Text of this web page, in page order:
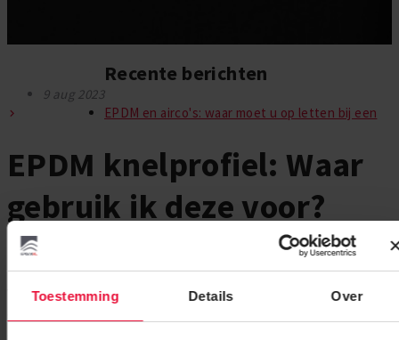
Toestemming Details Over
9 aug 2023
EPDM knelprofiel: Waar
gebruik ik deze voor?
EenEPDM-knelprofielis handig om te gebruiken als afwerking
voor uw dak. Het geeft een strakke uitstraling en zorgt ervoor
Recente berichten
EPDM en airco's: waar moet u op letten bij een